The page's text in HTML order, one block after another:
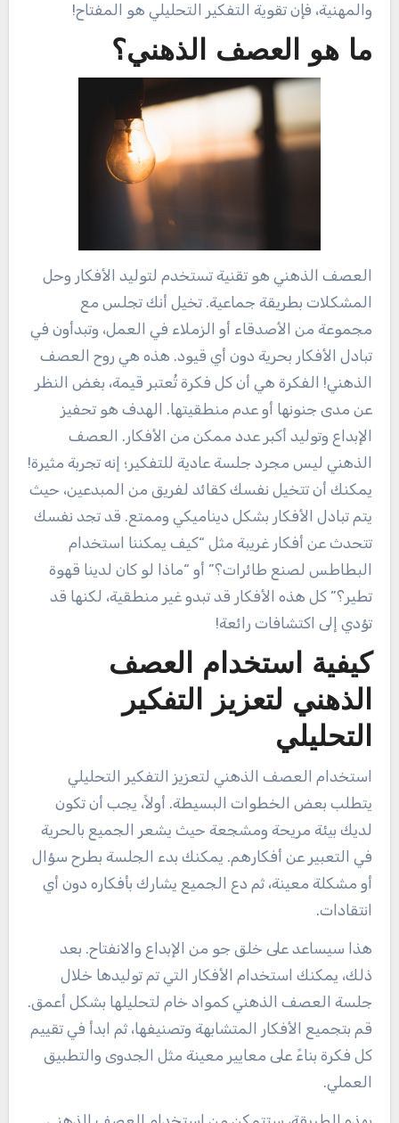
والمهنية، فإن تقوية التفكير التحليلي هو المفتاح!
ما هو العصف الذهني؟
العصف الذهني هو تقنية تستخدم لتوليد الأفكار وحل
المشكلات بطريقة جماعية. تخيل أنك تجلس مع
مجموعة من الأصدقاء أو الزملاء في العمل، وتبدأون في
تبادل الأفكار بحرية دون أي قيود. هذه هي روح العصف
الذهني! الفكرة هي أن كل فكرة تُعتبر قيمة، بغض النظر
عن مدى جنونها أو عدم منطقيتها. الهدف هو تحفيز
الإبداع وتوليد أكبر عدد ممكن من الأفكار. العصف
الذهني ليس مجرد جلسة عادية للتفكير؛ إنه تجربة مثيرة!
يمكنك أن تتخيل نفسك كقائد لفريق من المبدعين، حيث
يتم تبادل الأفكار بشكل ديناميكي وممتع. قد تجد نفسك
تتحدث عن أفكار غريبة مثل “كيف يمكننا استخدام
البطاطس لصنع طائرات؟” أو “ماذا لو كان لدينا قهوة
تطير؟” كل هذه الأفكار قد تبدو غير منطقية، لكنها قد
تؤدي إلى اكتشافات رائعة!
كيفية استخدام العصف
الذهني لتعزيز التفكير
التحليلي
استخدام العصف الذهني لتعزيز التفكير التحليلي
يتطلب بعض الخطوات البسيطة. أولاً، يجب أن تكون
لديك بيئة مريحة ومشجعة حيث يشعر الجميع بالحرية
في التعبير عن أفكارهم. يمكنك بدء الجلسة بطرح سؤال
أو مشكلة معينة، ثم دع الجميع يشارك بأفكاره دون أي
انتقادات.
هذا سيساعد على خلق جو من الإبداع والانفتاح. بعد
ذلك، يمكنك استخدام الأفكار التي تم توليدها خلال
جلسة العصف الذهني كمواد خام لتحليلها بشكل أعمق.
قم بتجميع الأفكار المتشابهة وتصنيفها، ثم ابدأ في تقييم
كل فكرة بناءً على معايير معينة مثل الجدوى والتطبيق
العملي.